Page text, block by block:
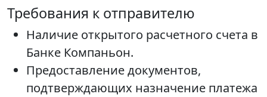
Требования к отправителю
Наличие открытого расчетного счета в
Банке Компаньон.
Предоставление документов,
подтверждающих назначение платежа